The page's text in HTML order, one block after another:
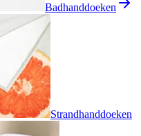
Badhanddoeken
Strandhanddoeken